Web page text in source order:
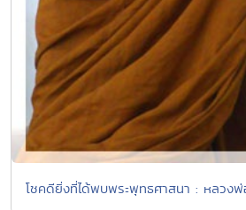
โชคดียิ่งที่ได้พบพระพุทธศาสนา : หลว